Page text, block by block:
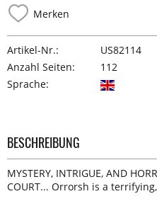
Merken
Artikel-Nr.:
US82114
Anzahl Seiten:
112
Sprache:
BESCHREIBUNG
MYSTERY, INTRIGUE, AND
COURT... Orrorsh is a